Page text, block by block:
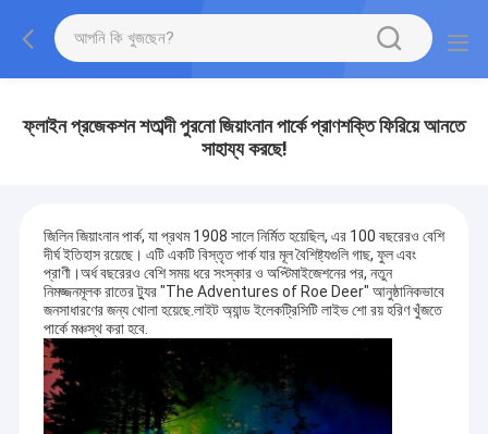
ফ্লাইন প্রজেকশন শতাব্দী পুরনো জিয়াংনান পার্কে প্রাণশক্তি ফিরিয়ে আনতে
সাহায্য করছে!
জিলিন জিয়াংনান পার্ক, যা প্রথম 1908 সালে নির্মিত হয়েছিল, এর 100 বছরেরও বেশি
দীর্ঘ ইতিহাস রয়েছে। এটি একটি বিস্তৃত পার্ক যার মূল বৈশিষ্ট্যগুলি গাছ, ফুল এবং
প্রাণী।অর্ধ বছরেরও বেশি সময় ধরে সংস্কার ও অপ্টিমাইজেশনের পর, নতুন
নিমজ্জনমূলক রাতের ট্যুর "The Adventures of Roe Deer" আনুষ্ঠানিকভাবে
জনসাধারণের জন্য খোলা হয়েছে.লাইট অ্যান্ড ইলেকট্রিসিটি লাইভ শো রয় হরিণ খুঁজতে
পার্কে মঞ্চস্থ করা হবে.